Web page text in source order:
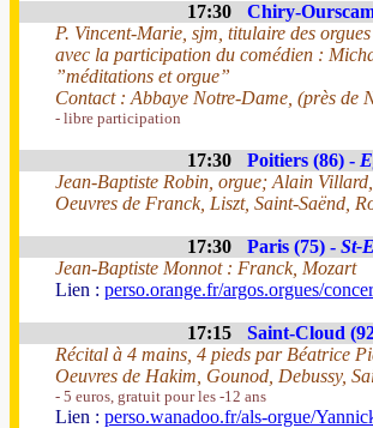
17:30 Chiry-
P. Vincent-Marie, sjm, titulaire des
avec la participation du comédien :
”méditations et orgue”
Contact : Abbaye Notre-Dame, (près de
- libre participation
17:30 Poitiers (86) -
Jean-Baptiste Robin, orgue; Alain
Oeuvres de Franck, Liszt, Saint-Saënd,
17:30 Paris (75) - St-
Jean-Baptiste Monnot : Franck, Mozart
Lien : perso.orange.fr/argos.orgues/
17:15 Saint-Cloud
Récital à 4 mains, 4 pieds par Béatrice
Oeuvres de Hakim, Gounod, Debussy,
- 5 euros, gratuit pour les -12 ans
Lien : perso.wanadoo.fr/als-orgue/